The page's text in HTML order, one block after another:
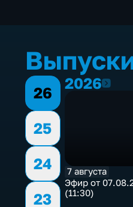
26
25
24
23
20262026
7 августа
Эфир от
(11:30)